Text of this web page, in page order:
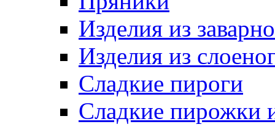
Изделия из
Изделия из
Сладкие пироги
Сладкие пирожки